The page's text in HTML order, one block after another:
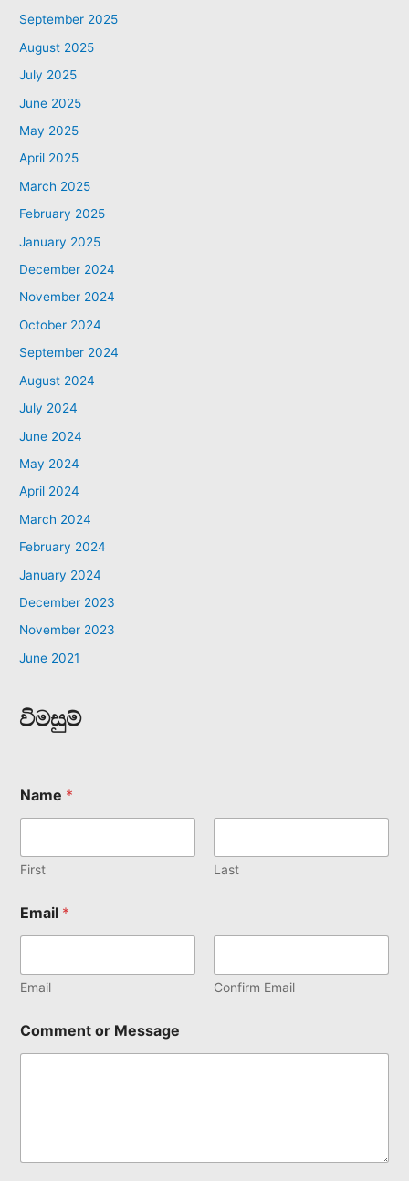
September 2025
August 2025
July 2025
June 2025
May 2025
April 2025
March 2025
February 2025
January 2025
December 2024
November 2024
October 2024
September 2024
August 2024
July 2024
June 2024
May 2024
April 2024
March 2024
February 2024
January 2024
December 2023
November 2023
June 2021
විමසුම්
Name *
First Last
Email *
Email Confirm Email
Comment or Message